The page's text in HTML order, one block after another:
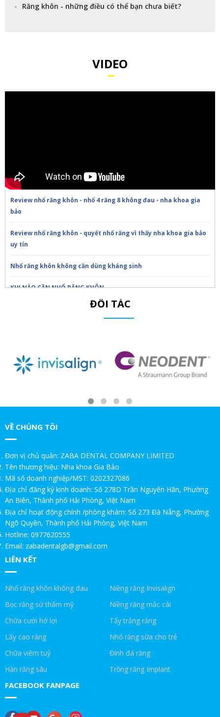
Răng khôn - những điều có thể bạn chưa biết?
VIDEO
Review nhổ răng khôn - nhổ 4 răng 8 không đau - nha khoa gia
bảo
Review nhổ răng khôn - quyết nhổ răng vì thấy nha khoa gia bảo
uy tín
Nhổ răng khôn không cần dùng kháng sinh
KHI NÀO CẦN NHỔ RĂNG KHÔN
Trồng răng Implant ăn nhai thế nào?!Nha Khoa Gia Bảo
Chú Thọ 70 tuổi| SAO VẪN QUYẾT ĐỊNH CẤY IMPLANT|Nha Khoa
Gia Bảo
Nha Khoa Gia Bảo - TRI ÂN NHÂN VIÊN NGÂN HÀNG – ƯU ĐÃI ĐẶC
TRI ÂN KHÁCH HÀNG THÂN THIẾT – ƯU ĐÃI ĐẶC BIỆT 20%
TRI ÂN KHÁCH HÀNG THÂN THIẾT – ƯU ĐÃI ĐẶC BIỆT 20%
MỪNG 20 NĂM THÀNH LẬP – ƯU ĐÃI TRI ÂN DÀNH RIÊNG CHO
SINH VIÊN
20 NĂM ĐỒNG HÀNH – GIA BẢO GỬI LỜI TRI ÂN THẦY CÔ
ƯU ĐÃI ĐẶC BIỆT CHO KHÁCH HÀNG NGÀNH BẤT ĐỘNG SẢN.
CHỨC NĂNG CỦA RĂNG KHÔN!NHA KHOA GIA BẢO
Trồng răng Implant ăn hạt cứng thoải mái|Nha Khoa Gia Bảo
Trồng răng Implant ở Gia Bảo như ở Mỹ|Nha Khoa Gia Bảo
Trồng răng Implant ăn nhai thế nào?!Nha Khoa Gia Bảo
Trồng răng Implant sợ nhất điều này|Nha Khoa Gia Bảo
Chú Thọ 70 tuổi| SAO VẪN QUYẾT ĐỊNH CẤY IMPLANT|Nha Khoa
ĐỐI TÁC
VỀ CHÚNG TÔI
Đơn vị chủ quản: ZABA DENTAL COMPANY LIMITED
Tên thương hiệu: Nha khoa Gia Bảo
Mã số doanh nghiệp/MST: 0202327086
Địa chỉ đăng ký kinh doanh: Số 278D Trần Nguyên Hãn, Phường
An Biên, Thành phố Hải Phòng, Việt Nam
Địa chỉ hoạt động chính /phòng khám: Số 273 Đà Nẵng, Phường
Ngô Quyền, Thành phố Hải Phòng, Việt Nam
Hotline: 0977620555
Email: zabadentalgb@gmail.com
LIÊN KẾT
Nhổ răng khôn không đau
Niềng răng Invisalign
Bọc răng sứ thẩm mỹ
Niềng răng mắc cài
Chữa cười hở lợi
Tẩy trắng răng
Lấy cao răng
Nhổ răng sữa cho trẻ
Chữa viêm tuỷ
Đính đá răng
Hàn răng sâu
Trồng răng Implant
FACEBOOK FANPAGE